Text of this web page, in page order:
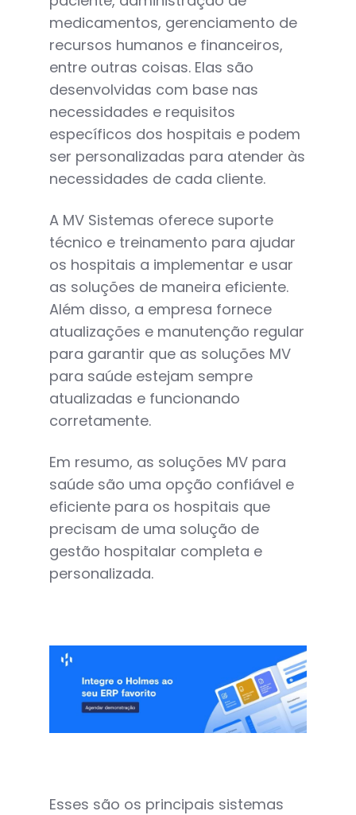
medicamentos, gerenciamento de
recursos humanos e financeiros,
entre outras coisas. Elas são
desenvolvidas com base nas
necessidades e requisitos
específicos dos hospitais e podem
ser personalizadas para atender às
necessidades de cada cliente.
A MV Sistemas oferece suporte
técnico e treinamento para ajudar
os hospitais a implementar e usar
as soluções de maneira eficiente.
Além disso, a empresa fornece
atualizações e manutenção regular
para garantir que as soluções MV
para saúde estejam sempre
atualizadas e funcionando
corretamente.
Em resumo, as soluções MV para
saúde são uma opção confiável e
eficiente para os hospitais que
precisam de uma solução de
gestão hospitalar completa e
personalizada.
Esses são os principais sistemas